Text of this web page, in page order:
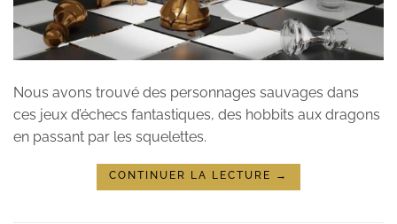
Nous avons trouvé des personnages sauvages dans
ces jeux d’échecs fantastiques, des hobbits aux dragons
en passant par les squelettes.
CONTINUER LA LECTURE →